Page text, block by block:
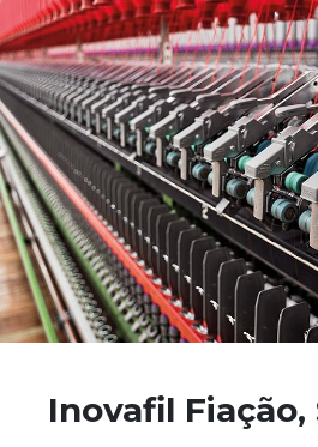
Associados
Recursos
Notícias
Eventos
Projectos
Inovafil Fiação,